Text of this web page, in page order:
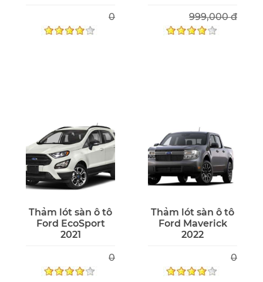
0 999,000 đ
Thảm lót sàn ô tô
Ford EcoSport
2021
0
Thảm lót sàn ô tô
Ford Maverick
2022
0